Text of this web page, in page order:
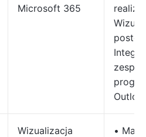
Microsoft 365
Wizualizacja
•